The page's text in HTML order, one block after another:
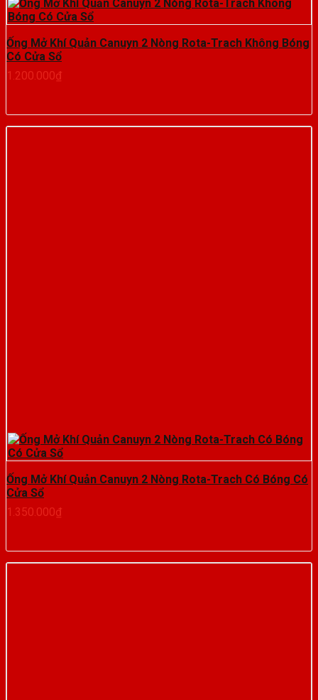
Ống Mở Khí Quản Canuyn 2 Nòng Rota-Trach Không Bóng
Có Cửa Sổ
1.200.000₫
Ống Mở Khí Quản Canuyn 2 Nòng Rota-Trach Có Bóng Có
Cửa Sổ
1.350.000₫